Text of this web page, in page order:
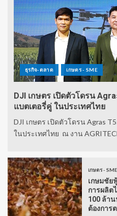
ธุรกิจ-ตลาด เกษตร - SME
DJI เกษตร เปิดตัวโดรน
แบตเตอรี่คู่ ในประเทศไทย
DJI เกษตร เปิดตัวโดรน Agras
ในประเทศไทย ณ งาน
เกษตร - SME
เกษมชัย
การผลิต
100 ล้า
ต้องการ